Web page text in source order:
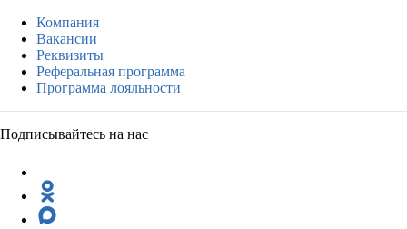
Компания
Вакансии
Реквизиты
Реферальная программа
Программа лояльности
Подписывайтесь на нас